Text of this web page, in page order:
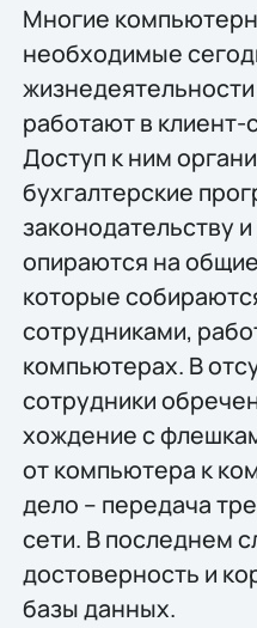
Многие
необходимые
работают в
Доступ к ним
бухгалтерские
законодательству
опираются на
которые
сотрудниками,
компьютерах. В
сотрудники
хождение с
от компьютера к
дело – передача
сети. В последнем
достоверность и
базы данных.